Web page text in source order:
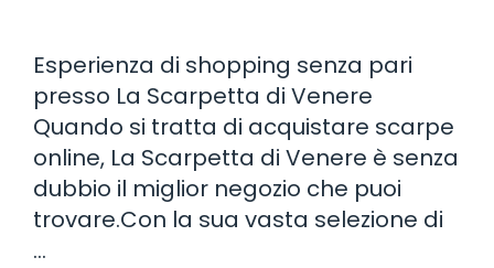
Esperienza di shopping senza pari
presso La Scarpetta di Venere
Quando si tratta di acquistare scarpe
online, La Scarpetta di Venere è senza
dubbio il miglior negozio che puoi
trovare.Con la sua vasta selezione di
…